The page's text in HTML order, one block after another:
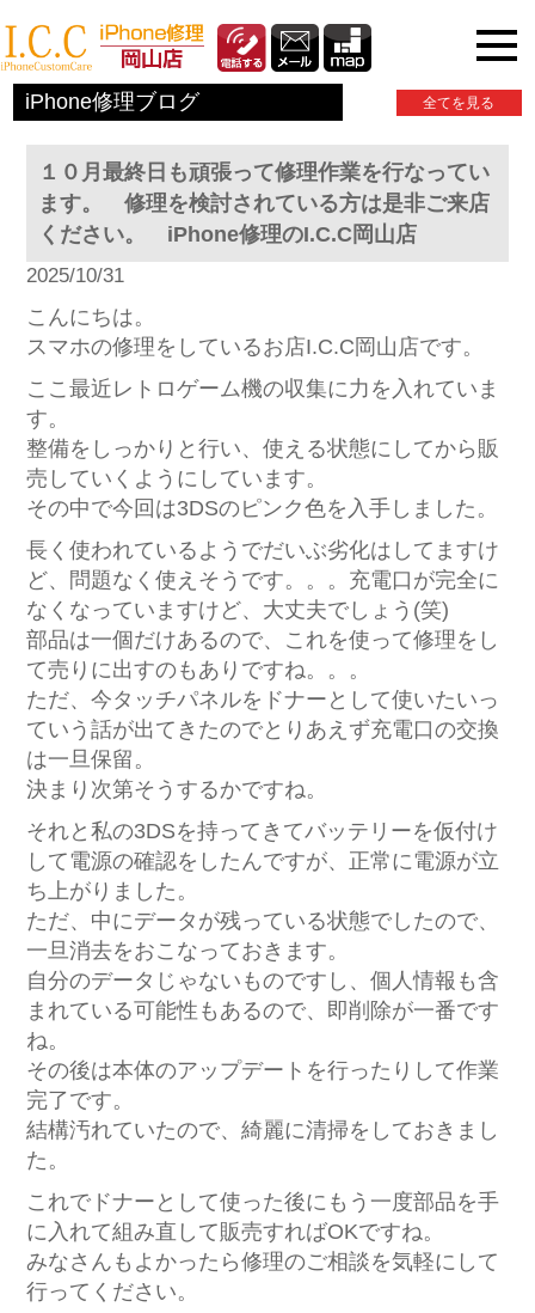
iPhone修理ブログ 全てを見る
１０月最終日も頑張って修理作業を行なってい
ます。 修理を検討されている方は是非ご来店
ください。 iPhone修理のI.C.C岡山店
2025/10/31
こんにちは。
スマホの修理をしているお店I.C.C岡山店です。
ここ最近レトロゲーム機の収集に力を入れていま
す。
整備をしっかりと行い、使える状態にしてから販
売していくようにしています。
その中で今回は3DSのピンク色を入手しました。
長く使われているようでだいぶ劣化はしてますけ
ど、問題なく使えそうです。。。充電口が完全に
なくなっていますけど、大丈夫でしょう(笑)
部品は一個だけあるので、これを使って修理をし
て売りに出すのもありですね。。。
ただ、今タッチパネルをドナーとして使いたいっ
ていう話が出てきたのでとりあえず充電口の交換
は一旦保留。
決まり次第そうするかですね。
それと私の3DSを持ってきてバッテリーを仮付け
して電源の確認をしたんですが、正常に電源が立
ち上がりました。
ただ、中にデータが残っている状態でしたので、
一旦消去をおこなっておきます。
自分のデータじゃないものですし、個人情報も含
まれている可能性もあるので、即削除が一番です
ね。
その後は本体のアップデートを行ったりして作業
完了です。
結構汚れていたので、綺麗に清掃をしておきまし
た。
これでドナーとして使った後にもう一度部品を手
に入れて組み直して販売すればOKですね。
みなさんもよかったら修理のご相談を気軽にして
行ってください。